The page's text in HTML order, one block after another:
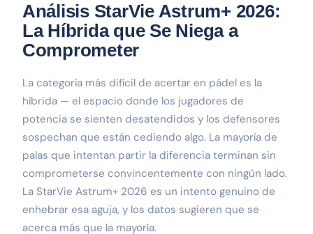
Análisis StarVie Astrum+ 2026:
La Híbrida que Se Niega a
Comprometer
La categoría más difícil de acertar en pádel es la
híbrida — el espacio donde los jugadores de
potencia se sienten desatendidos y los defensores
sospechan que están cediendo algo. La mayoría de
palas que intentan partir la diferencia terminan sin
comprometerse convincentemente con ningún lado.
La StarVie Astrum+ 2026 es un intento genuino de
enhebrar esa aguja, y los datos sugieren que se
acerca más que la mayoría.